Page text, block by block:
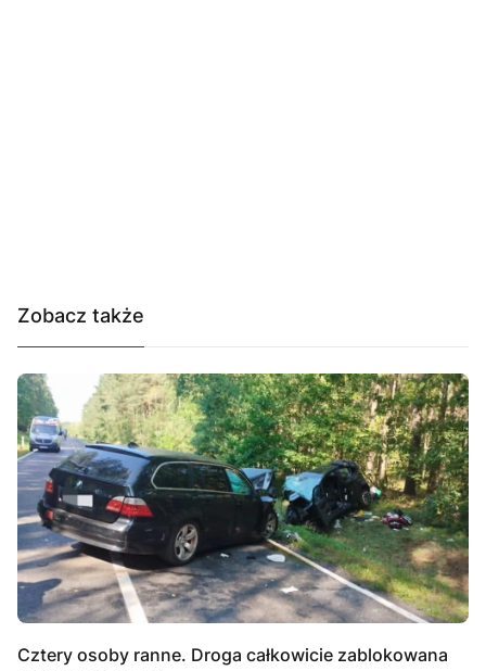
Zobacz także
Cztery osoby ranne. Droga całkowicie zablokowana